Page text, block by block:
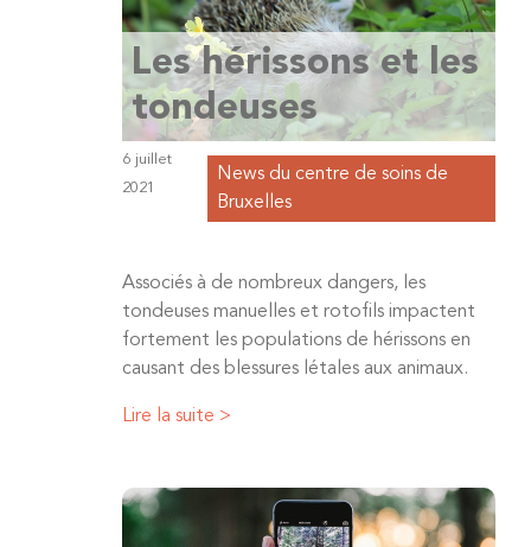
Les hérissons et les
tondeuses
6 juillet
2021
News du centre de soins de
Bruxelles
Associés à de nombreux dangers, les
tondeuses manuelles et rotofils impactent
fortement les populations de hérissons en
causant des blessures létales aux animaux.
Lire la suite >